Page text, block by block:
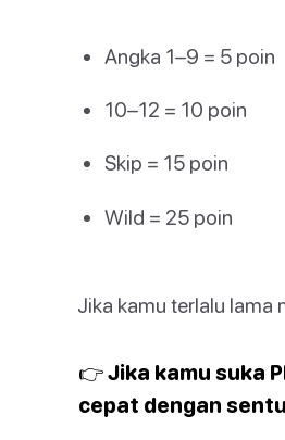
Angka 1–9 = 5 poin
10–12 = 10 poin
Skip = 15 poin
Wild = 25 poin
Jika kamu terlalu lama
👉 Jika kamu suka
cepat dengan